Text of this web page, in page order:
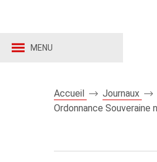
MENU
Accueil Journaux
Ordonnance